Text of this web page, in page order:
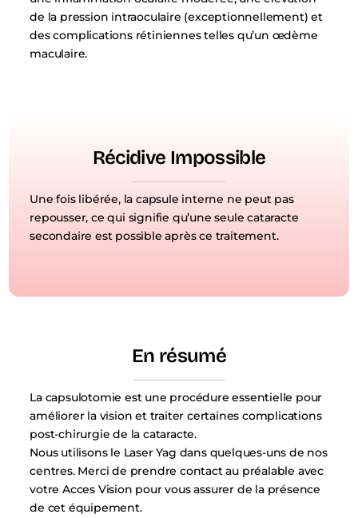
de la pression intraoculaire (exceptionnellement) et
des complications rétiniennes telles qu’un œdème
maculaire.
Récidive Impossible
Une fois libérée, la capsule interne ne peut pas
repousser, ce qui signifie qu’une seule cataracte
secondaire est possible après ce traitement.
En résumé
La capsulotomie est une procédure essentielle pour
améliorer la vision et traiter certaines complications
post-chirurgie de la cataracte.
Nous utilisons le Laser Yag dans quelques-uns de nos
centres. Merci de prendre contact au préalable avec
votre Acces Vision pour vous assurer de la présence
de cet équipement.